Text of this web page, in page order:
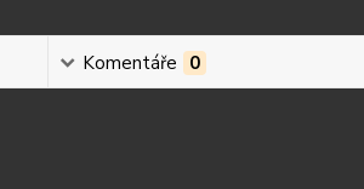
Komentáře 0